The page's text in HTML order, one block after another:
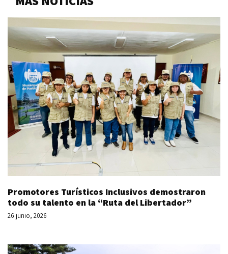
Promotores Turísticos Inclusivos demostraron
todo su talento en la “Ruta del Libertador”
26 junio, 2026